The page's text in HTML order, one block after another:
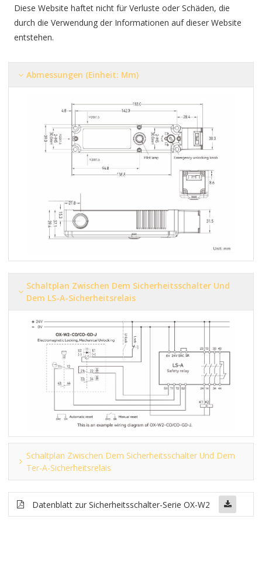
Diese Website haftet nicht für Verluste oder Schäden, die
durch die Verwendung der Informationen auf dieser Website
entstehen.
Abmessungen (Einheit: Mm)
Schaltplan Zwischen Dem Sicherheitsschalter Und
Dem LS-A-Sicherheitsrelais
Schaltplan Zwischen Dem Sicherheitsschalter Und Dem
Ter-A-Sicherheitsrelais
Datenblatt zur Sicherheitsschalter-Serie OX-W2